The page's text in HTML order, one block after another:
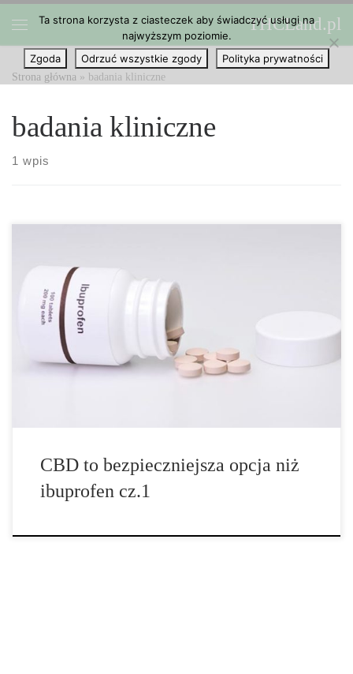
Przejdź do treści THCLand.pl
Strona główna » badania kliniczne
badania kliniczne
1 wpis
CBD to bezpieczniejsza opcja niż ibuprofen cz.1 CBD to
bezpieczniejsza opcja niż ibuprofen w leczeniu stanów bólowych.
Zarówno ibuprofen jak i kannabidiol, obydwa są zdolne do
leczenia stanów bólowych oraz zapaleń w ludzkim ciele. Jednak
długa lista nieprzyjemnych skutków ubocznych […]
CBD to bezpieczniejsza opcja niż
ibuprofen cz.1
Ta strona korzysta z ciasteczek aby świadczyć usługi na
najwyższym poziomie.
Zgoda
Odrzuć wszystkie zgody Polityka prywatności